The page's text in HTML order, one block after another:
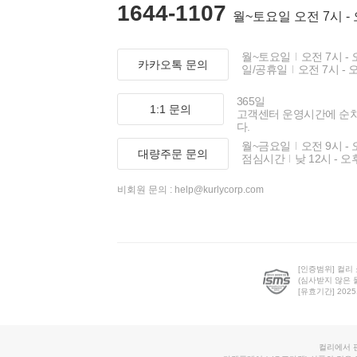
1644-1107 월~토요일 오전 7시 -
카카오톡 문의
월~토요일
오전 7시 -
일/공휴일
오전 7시 -
1:1 문의
365일
고객센터 운영시간에 순
다.
대량주문 문의
월~금요일
오전 9시 -
점심시간
낮 12시 - 오
비회원 문의 : help@kurlycorp.com
[인증범위] 컬리
(심사받지 않은
[유효기간]
컬리에서